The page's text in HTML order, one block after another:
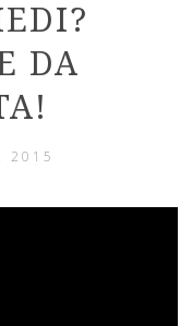
DA
2015